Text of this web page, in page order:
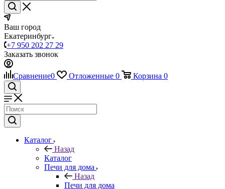
Ваш город
Екатеринбург
+7 950 202 27 29
Заказать звонок
Сравнение0 Отложенные 0 Корзина 0
Каталог
Назад
Каталог
Печи для дома
Назад
Печи для дома